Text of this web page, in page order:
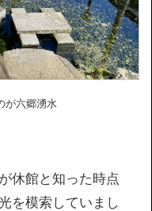
が六郷湧水
休館と知った時点
を模索していまし